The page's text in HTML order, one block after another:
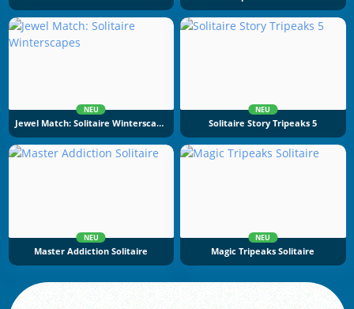
NEU
Jewel Match: Solitaire Winterscapes
NEU
Solitaire Story Tripeaks 5
NEU
Master Addiction Solitaire
NEU
Magic Tripeaks Solitaire